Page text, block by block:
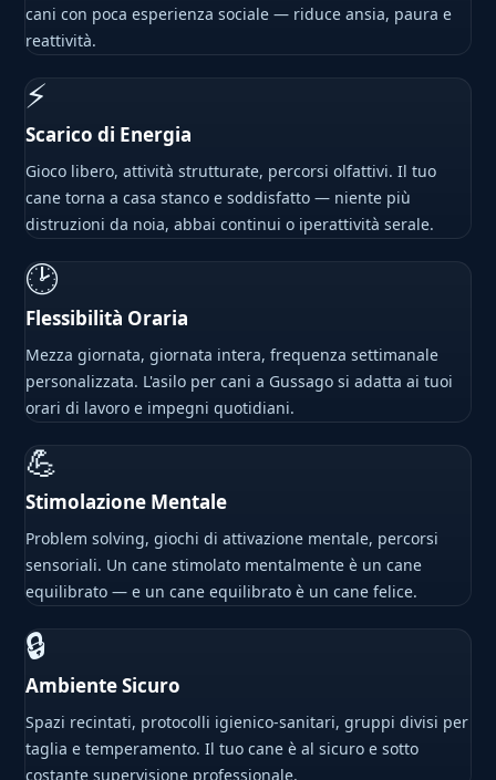
cani con poca esperienza sociale — riduce ansia, paura e
reattività.
⚡
Scarico di Energia
Gioco libero, attività strutturate, percorsi olfattivi. Il tuo
cane torna a casa stanco e soddisfatto — niente più
distruzioni da noia, abbai continui o iperattività serale.
🕑
Flessibilità Oraria
Mezza giornata, giornata intera, frequenza settimanale
personalizzata. L'asilo per cani a Gussago si adatta ai tuoi
orari di lavoro e impegni quotidiani.
💪
Stimolazione Mentale
Problem solving, giochi di attivazione mentale, percorsi
sensoriali. Un cane stimolato mentalmente è un cane
equilibrato — e un cane equilibrato è un cane felice.
🔒
Ambiente Sicuro
Spazi recintati, protocolli igienico-sanitari, gruppi divisi per
taglia e temperamento. Il tuo cane è al sicuro e sotto
costante supervisione professionale.